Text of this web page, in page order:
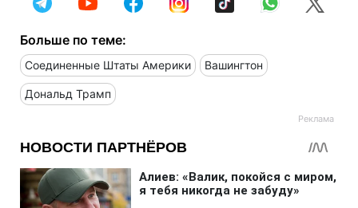
Больше по теме:
Соединенные Штаты Америки Вашингтон
Дональд Трамп